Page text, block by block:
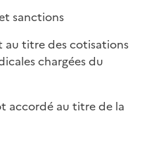
sanctions
titre des cotisations
chargées du
accordé au titre de la